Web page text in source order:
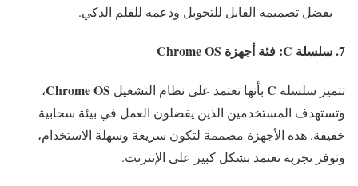
بفضل تصميمه القابل للتحويل ودعمه للقلم الذكي.
7. سلسلة C: فئة أجهزة Chrome OS
تتميز سلسلة C بأنها تعتمد على نظام التشغيل Chrome OS،
وتستهدف المستخدمين الذين يفضلون العمل في بيئة سحابية
خفيفة. هذه الأجهزة مصممة لتكون سريعة وسهلة الاستخدام،
وتوفر تجربة تعتمد بشكل كبير على الإنترنت.